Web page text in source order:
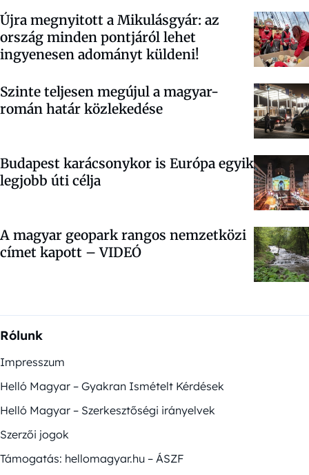
Újra megnyitott a Mikulásgyár: az
ország minden pontjáról lehet
ingyenesen adományt küldeni!
Szinte teljesen megújul a magyar-
román határ közlekedése
Budapest karácsonykor is Európa egyik
legjobb úti célja
A magyar geopark rangos nemzetközi
címet kapott – VIDEÓ
Rólunk
Impresszum
Helló Magyar – Gyakran Ismételt Kérdések
Helló Magyar – Szerkesztőségi irányelvek
Szerzői jogok
Támogatás: hellomagyar.hu – ÁSZF